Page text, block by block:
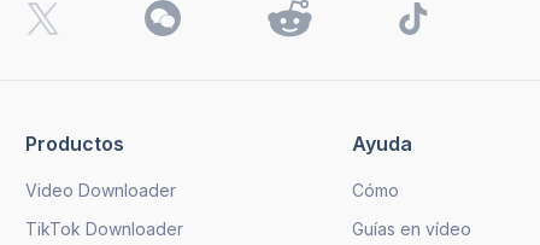
Productos
Video Downloader
TikTok Downloader
Ayuda
Cómo
Guías en vídeo